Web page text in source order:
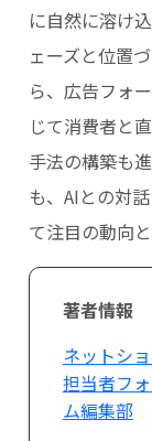
に自然に溶け
ェーズと位置
ら、広告フォ
じて消費者と
手法の構築も
も、AIとの対
て注目の動向と
著者情報
ネットシ
担当者フ
ム編集部